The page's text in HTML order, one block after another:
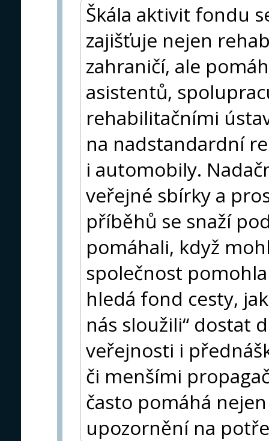
Škála aktivit fondu
zajišťuje nejen
zahraničí, ale
asistentů,
rehabilitačními
na nadstandardní
i automobily.
veřejné sbírky a
příběhů se snaží
pomáhali, když
společnost
hledá fond cesty,
nás sloužili“ dostat
veřejnosti i
či menšími
často pomáhá
upozornění na